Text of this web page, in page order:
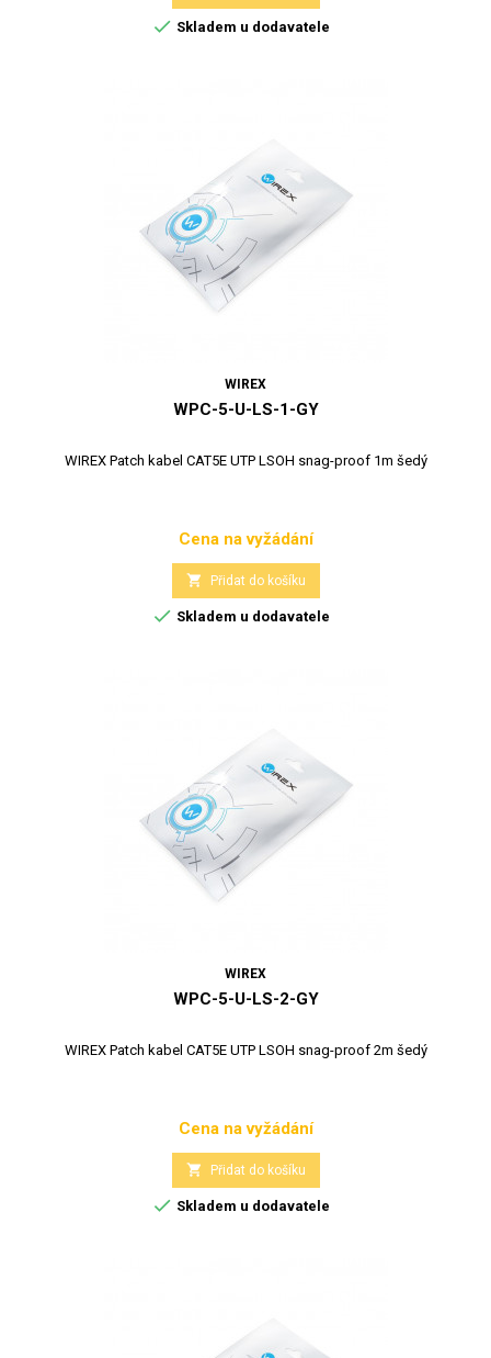
 Skladem u dodavatele
WIREX
WPC-5-U-LS-1-GY
WIREX Patch kabel CAT5E UTP LSOH snag-proof 1m šedý
Cena
Cena na vyžádání
 Přidat do košíku
 Skladem u dodavatele
WIREX
WPC-5-U-LS-2-GY
WIREX Patch kabel CAT5E UTP LSOH snag-proof 2m šedý
Cena
Cena na vyžádání
 Přidat do košíku
 Skladem u dodavatele